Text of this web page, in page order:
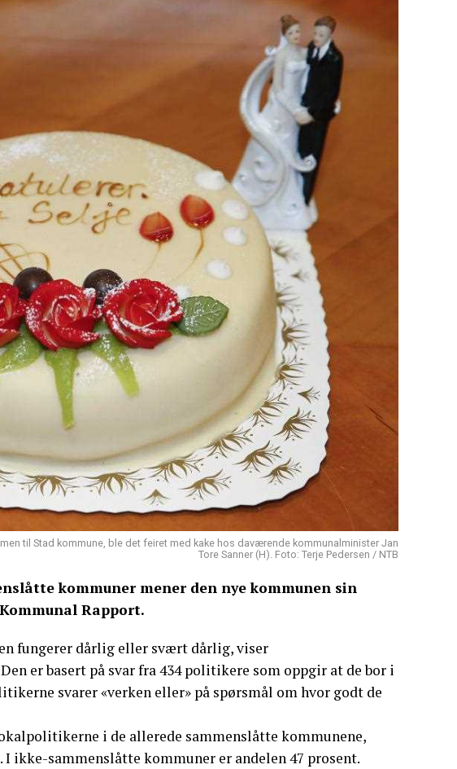
til Stad kommune, ble det feiret med kake hos daværende kommunalminister Jan
Tore Sanner (H). Foto: Terje Pedersen / NTB
kommuner mener den nye kommunen sin
Rapport.
fungerer dårlig eller svært dårlig, viser
Den er basert på svar fra 434 politikere som oppgir at de bor i
svarer «verken eller» på spørsmål om hvor godt de
i de allerede sammenslåtte kommunene,
ikke-sammenslåtte kommuner er andelen 47 prosent.